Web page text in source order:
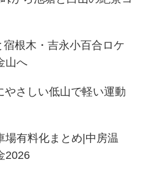
根木・吉永小百合ロケ
山へ
さしい低山で軽い運動
場有料化まとめ|中房温
2026